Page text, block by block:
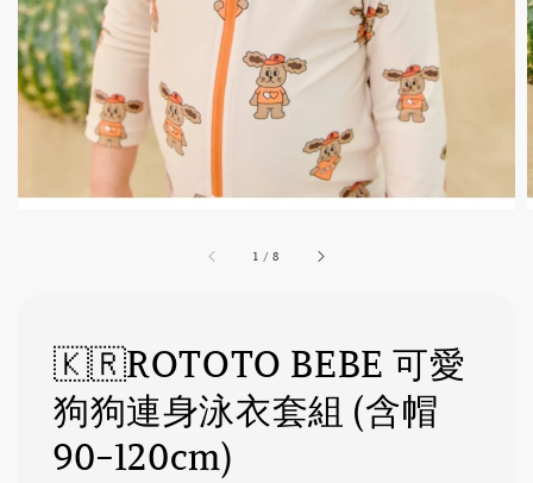
1 /8
🇰🇷ROTOTO BEBE 可愛
狗狗連身泳衣套組 (含帽
90-120cm)